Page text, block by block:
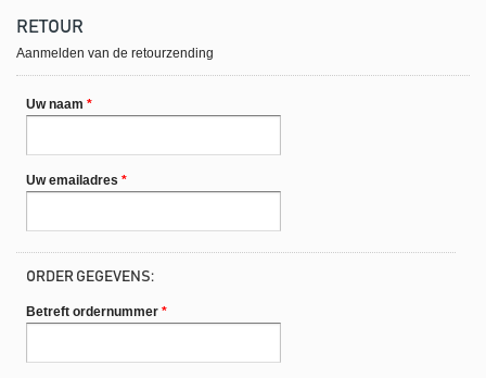
RETOUR
Aanmelden van de retourzending
Uw naam *
Uw emailadres *
ORDER GEGEVENS:
Betreft ordernummer *